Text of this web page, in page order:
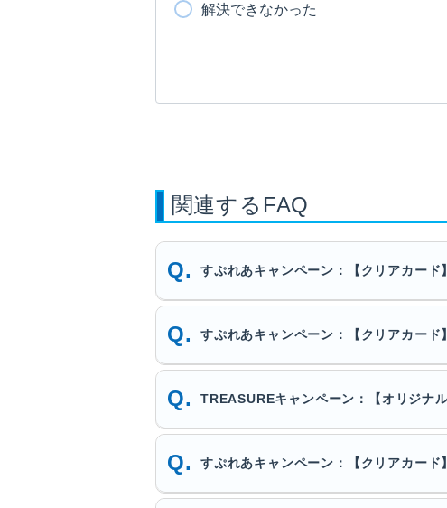
解決できなかった
関連するFAQ
すぷれあキャンペーン：【クリアカー
すぷれあキャンペーン：【クリアカー
TREASUREキャンペーン：【オリジナ
すぷれあキャンペーン：【クリアカード